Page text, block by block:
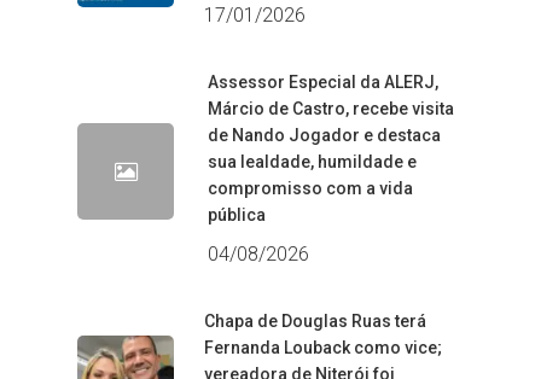
17/01/2026
Assessor Especial da ALERJ,
Márcio de Castro, recebe visita
de Nando Jogador e destaca
sua lealdade, humildade e
compromisso com a vida
pública
04/08/2026
Chapa de Douglas Ruas terá
Fernanda Louback como vice;
vereadora de Niterói foi